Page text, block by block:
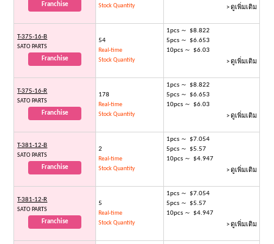
Franchise
Stock Quantity
> ดูเพิ่มเติม
T-375-16-B
SATO PARTS
Franchise
54
Real-time
Stock Quantity
1pcs ～ $8.822
5pcs ～ $6.653
10pcs ～ $6.03
> ดูเพิ่มเติม
T-375-16-R
SATO PARTS
Franchise
178
Real-time
Stock Quantity
1pcs ～ $8.822
5pcs ～ $6.653
10pcs ～ $6.03
> ดูเพิ่มเติม
T-381-12-B
SATO PARTS
Franchise
2
Real-time
Stock Quantity
1pcs ～ $7.054
5pcs ～ $5.57
10pcs ～ $4.947
> ดูเพิ่มเติม
T-381-12-R
SATO PARTS
Franchise
5
Real-time
Stock Quantity
1pcs ～ $7.054
5pcs ～ $5.57
10pcs ～ $4.947
> ดูเพิ่มเติม